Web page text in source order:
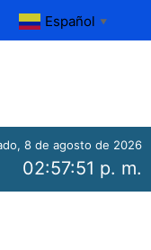
Español ▼
8 de agosto de 2026
02:57:51 p. m.